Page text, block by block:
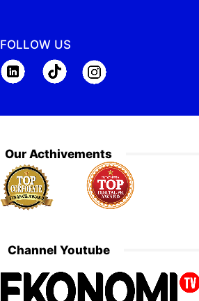
FOLLOW US
Our Acthivements
Channel Youtube